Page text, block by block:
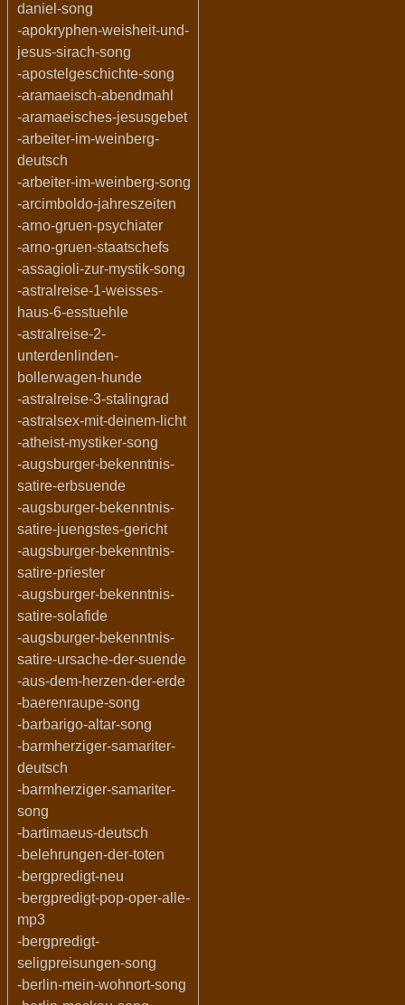
daniel-song
-apokryphen-weisheit-und-
jesus-sirach-song
-apostelgeschichte-song
-aramaeisch-abendmahl
-aramaeisches-jesusgebet
-arbeiter-im-weinberg-
deutsch
-arbeiter-im-weinberg-song
-arcimboldo-jahreszeiten
-arno-gruen-psychiater
-arno-gruen-staatschefs
-assagioli-zur-mystik-song
-astralreise-1-weisses-
haus-6-esstuehle
-astralreise-2-
unterdenlinden-
bollerwagen-hunde
-astralreise-3-stalingrad
-astralsex-mit-deinem-licht
-atheist-mystiker-song
-augsburger-bekenntnis-
satire-erbsuende
-augsburger-bekenntnis-
satire-juengstes-gericht
-augsburger-bekenntnis-
satire-priester
-augsburger-bekenntnis-
satire-solafide
-augsburger-bekenntnis-
satire-ursache-der-suende
-aus-dem-herzen-der-erde
-baerenraupe-song
-barbarigo-altar-song
-barmherziger-samariter-
deutsch
-barmherziger-samariter-
song
-bartimaeus-deutsch
-belehrungen-der-toten
-bergpredigt-neu
-bergpredigt-pop-oper-alle-
mp3
-bergpredigt-
seligpreisungen-song
-berlin-mein-wohnort-song